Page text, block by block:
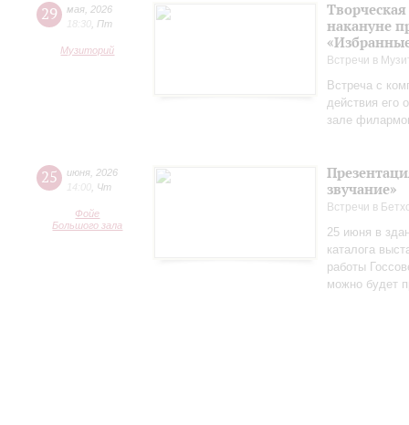
29 мая 2026
18:30 Пт
Музиторий
накануне
Встречи в
Встреча с
действия его
зале
25 июня 2026
14:00 Чт
Фойе
Большого зала
звучание»
Встречи в
25 июня в
каталога
работы
можно будет